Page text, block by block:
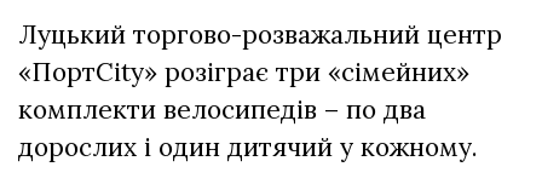
Лайф
Афіша
ZONE 18+
Луцький торгово-розважальний центр
«ПортCity» розіграє три «сімейних»
комплекти велосипедів – по два
дорослих і один дитячий у кожному.